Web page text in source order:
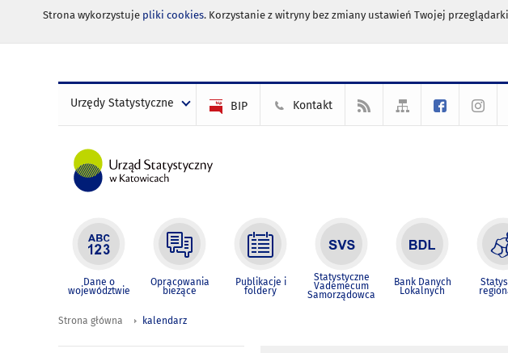
Strona wykorzystuje pliki cookies. Korzystanie z witryny bez zmiany ustawień Twojej
Urzędy Statystyczne BIP Kontakt
Dane o
województwie
Opracowania
bieżące
Publikacje i
foldery
Statystyczne
Vademecum
Samorządowca
Bank Danych
Lokalnych
Strona główna kalendarz